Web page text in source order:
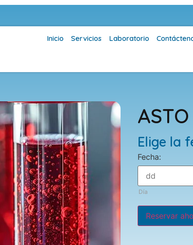
Inicio Servicios Laboratorio
ASTO
Elige la
Fecha:
Día
Reservar